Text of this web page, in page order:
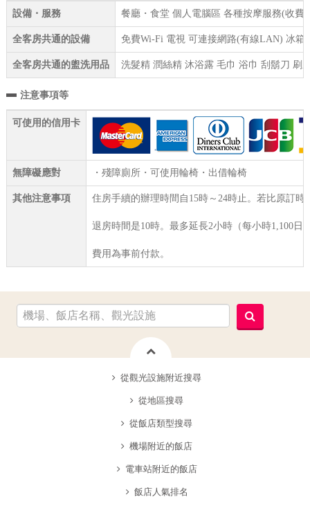
設備・服務 餐廳・食堂 個人電腦區 各種按摩服務(收
全客房共通的設備 免費Wi-Fi 電視 可連接網路(有線LAN) 冰
全客房共通的盥洗用品 洗髮精 潤絲精 沐浴露 毛巾 浴巾 刮鬍刀 刷
注意事項等
可使用的信用卡
無障礙應對 ・殘障廁所・可使用輪椅・出借輪椅
其他注意事項 住房手續的辦理時間自15時～24時止。若比原訂
退房時間是10時。最多延長2小時（每小時1,100
費用為事前付款。
從觀光設施附近搜尋
從地區搜尋
從飯店類型搜尋
機場附近的飯店
電車站附近的飯店
飯店人氣排名